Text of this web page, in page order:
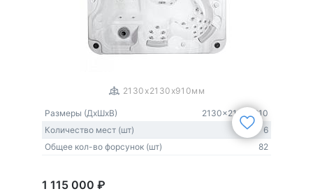
2130x2130x910мм
Размеры (ДxШxВ)
2130x2130x910
Количество мест (шт)
6
Общее кол-во форсунок (шт)
82
1 115 000 ₽